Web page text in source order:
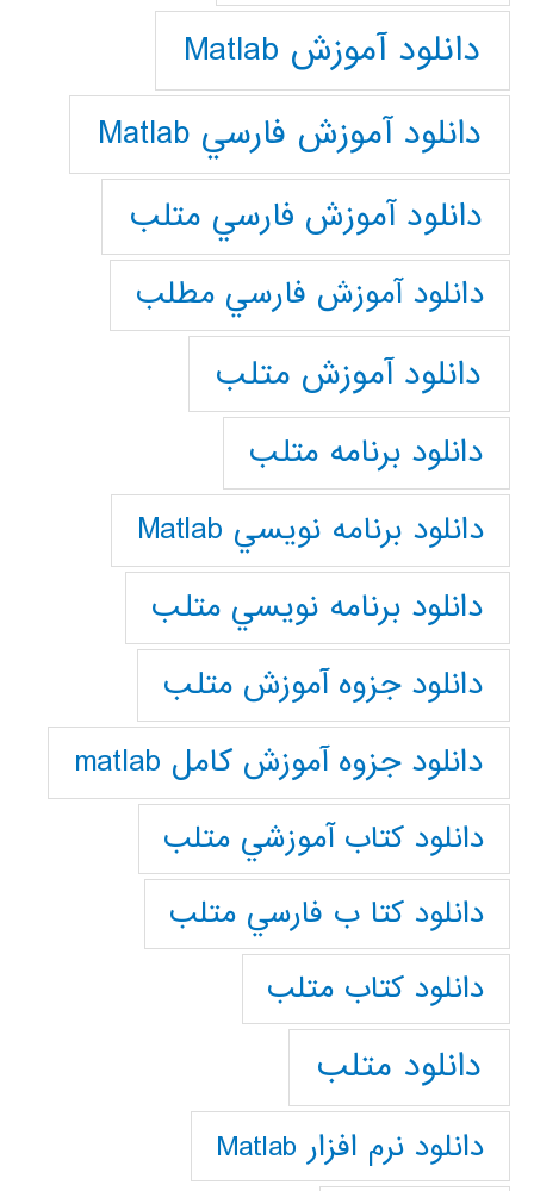
دانلود آموزش Matlab
دانلود آموزش فارسي Matlab
دانلود آموزش فارسي متلب
دانلود آموزش فارسي مطلب
دانلود آموزش متلب
دانلود برنامه متلب
دانلود برنامه نويسي Matlab
دانلود برنامه نويسي متلب
دانلود جزوه آموزش متلب
دانلود جزوه آموزش کامل matlab
دانلود كتاب آموزشي متلب
دانلود كتا ب فارسي متلب
دانلود كتاب متلب
دانلود متلب
دانلود نرم افزار Matlab